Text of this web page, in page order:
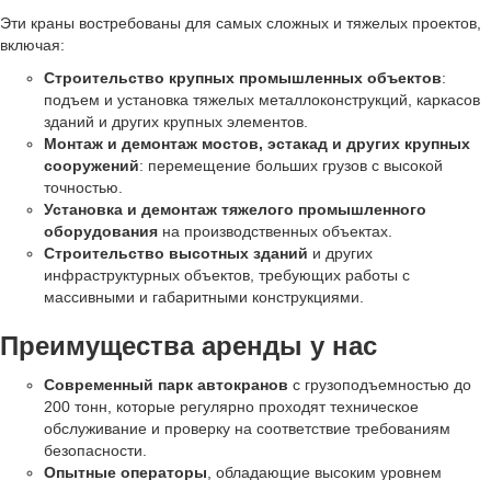
Эти краны востребованы для самых сложных и тяжелых проектов,
включая:
Строительство крупных промышленных объектов:
подъем и установка тяжелых металлоконструкций, каркасов
зданий и других крупных элементов.
Монтаж и демонтаж мостов, эстакад и других крупных
сооружений: перемещение больших грузов с высокой
точностью.
Установка и демонтаж тяжелого промышленного
оборудования на производственных объектах.
Строительство высотных зданий и других
инфраструктурных объектов, требующих работы с
массивными и габаритными конструкциями.
Преимущества аренды у нас
Современный парк автокранов с грузоподъемностью до
200 тонн, которые регулярно проходят техническое
обслуживание и проверку на соответствие требованиям
безопасности.
Опытные операторы , обладающие высоким уровнем